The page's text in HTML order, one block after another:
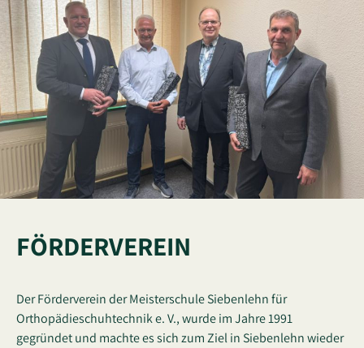
FÖRDERVEREIN
Der Förderverein der Meisterschule Siebenlehn für
Orthopädieschuhtechnik e. V., wurde im Jahre 1991
gegründet und machte es sich zum Ziel in Siebenlehn wieder